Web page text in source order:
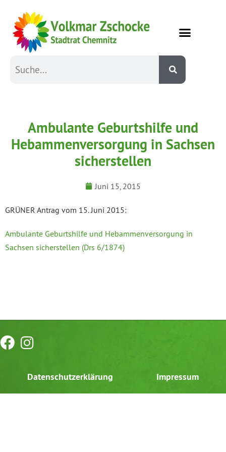
Ambulante Geburtshilfe und
Hebammenversorgung in Sachsen
sicherstellen
Juni 15, 2015
GRÜNER Antrag vom 15. Juni 2015:
Ambulante Geburtshilfe und Hebammenversorgung in
Sachsen sicherstellen (Drs 6/1874)
Datenschutzerklärung Impressum